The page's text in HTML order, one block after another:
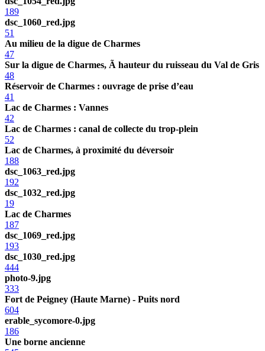
189
dsc_1060_red.jpg
51
Au milieu de la digue de Charmes
47
Sur la digue de Charmes, Ã hauteur du ruisseau du Val de Gris
48
Réservoir de Charmes : ouvrage de prise d’eau
41
Lac de Charmes : Vannes
42
Lac de Charmes : canal de collecte du trop-plein
52
Lac de Charmes, à proximité du déversoir
188
dsc_1063_red.jpg
192
dsc_1032_red.jpg
19
Lac de Charmes
187
dsc_1069_red.jpg
193
dsc_1030_red.jpg
444
photo-9.jpg
333
Fort de Peigney (Haute Marne) - Puits nord
604
erable_sycomore-0.jpg
186
Une borne ancienne